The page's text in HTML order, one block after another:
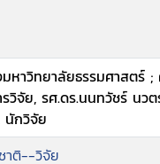
หาวิทยาลัยธรรมศาสตร์
วิจัย, รศ.ดร.นนทวัชร์ นว
นักวิจัย
าติ--วิจัย